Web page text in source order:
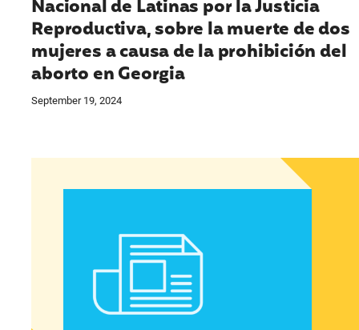
Nacional de Latinas por la Justicia
Reproductiva, sobre la muerte de dos
mujeres a causa de la prohibición del
aborto en Georgia
September 19, 2024
Nuevo Portal Permite a Hispanohablantes